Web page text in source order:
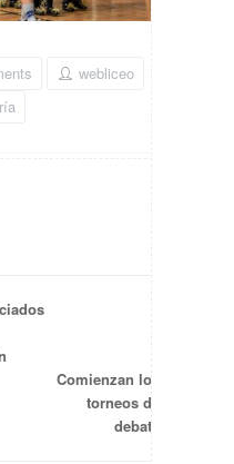
webliceo
Comienzan los
torneos de
debate